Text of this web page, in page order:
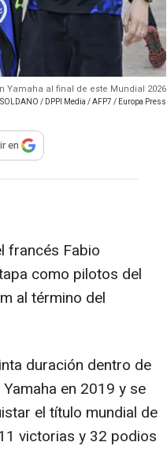
Yamaha al final de este Mundial 2026
/ DPPI Media / AFP7 / Europa Press
compartir
en
francés Fabio
como pilotos del
al término del
duración dentro de
en 2019 y se
el título mundial de
victorias y 32 podios